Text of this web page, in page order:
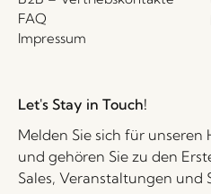
FAQ
Impressum
Let's Stay in Touch!
Melden Sie sich für
und gehören Sie zu den
Sales, Veranstaltungen und